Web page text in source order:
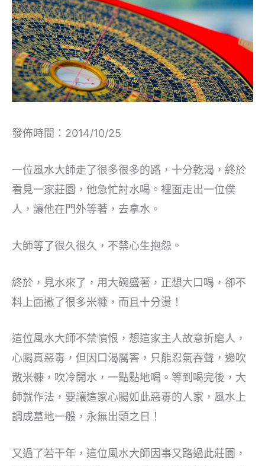
發佈時間：2014/10/25
一位風水大師走了很多很多的路，十分乾渴，終於
看見一家莊園，他急忙討水喝。裡面走出一位僕
人，讓他在門外等著，去拿水。
大師等了很久很久，不禁心生抱怨。
終於，見水來了，用大碗盛著，正想大口喝，卻不
料上面撒了很多米糠，而且十分燙！
這位風水大師不禁憤恨，想這家主人故意折磨人，
心腸真惡毒，但因口渴厲害，只能忍氣吞聲，邊吹
散米糠，吹冷開水，一點點地喝。等到喝完後，大
師就作法，要讓這家心腸如此惡毒的人家，風水上
調成墓地一般，永無出頭之日！
又過了若干年，這位風水大師因事又路過此莊園，